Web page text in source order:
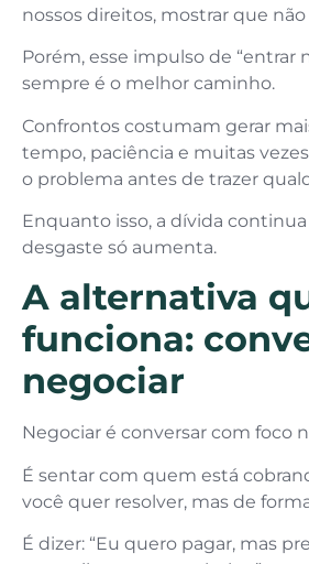
nossos direitos, mostrar que
Porém, esse impulso de “entrar
sempre é o melhor caminho.
Confrontos costumam gerar
tempo, paciência e muitas
o problema antes de trazer
Enquanto isso, a dívida
desgaste só aumenta.
A alternativa
funciona:
negociar
Negociar é conversar com foco
É sentar com quem está
você quer resolver, mas de
É dizer: “Eu quero pagar, mas